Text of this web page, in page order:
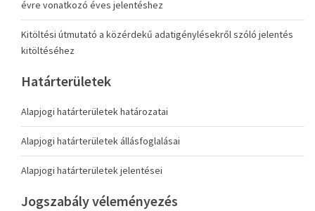
évre vonatkozó éves jelentéshez
Kitöltési útmutató a közérdekű adatigénylésekről szóló jelentés
kitöltéséhez
Határterületek
Alapjogi határterületek határozatai
Alapjogi határterületek állásfoglalásai
Alapjogi határterületek jelentései
Jogszabály véleményezés